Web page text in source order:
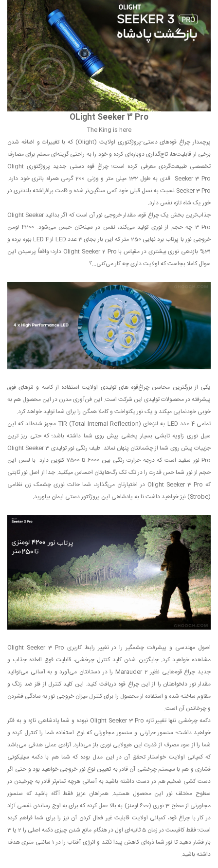
OLight Seeker 3 Pro
The King is here
پرچمدار چراغ قوه‌های دستی-پروژکتوری اولایت (Olight) که با تغییرات و اضافه شدن
برخی از قابلیت‌ها، تاج‌گذاری دوباره‌ای کرده و خود را به راحتی گزینه‌ای مسلم برای مصارف
تخصصی طبیعت‌گردی معرفی کرده است؛ چراغ قوه دستی جدید پروژکتوری Olight
Seeker 3 Pro قدی به طول 132 میلی متر و وزنی 200 گرمی همراه باتری خود دارد.
Seeker 3 Pro نسبت به نسل قبلی خود کمی سنگین‌تر شده و قامت برافراشته بلندتری در
خور یک شاه تازه نفس دارد.
جذاب‌ترین بخش یک چراغ قوه، مقدار خروجی نور آن است که اگر بدانید Olight Seeker
3 Pro چه حجم از نوری تولید می‌کند، نفس در سینه‌تان حبس می‌شود. 4200 لومن
خروجی نور با پرتاب برد نهایی 250 متر که این بار بجای 3 عدد LED از 4 LED بهره برده و
31% بازدهی نوری بیشتری در مقیاس با Olight Seeker 2 Pro دارد؛ واقعاً پرسیدن این
سوال کاملا بجاست که اولایت داری چه کار می‌کنی...؟
یکی از بزرگترین محاسن چراغ‌قوه های تولیدی اولایت استفاده از کاسه و لنزهای فوق
پیشرفته در محصولات تولیدی این شرکت است. این فن‌آوری مدرن در این محصول هم به
خوبی خودنمایی میکند و یک نور یکنواخت و کاملا همگن را برای شما تولید خواهد کرد.
تمامی 4 عدد LED به لنزهای TIR (Total Internal Reflection) مجهز شده‌اند که این
سیل نوری زاویه تابشی بسیار پخشی پیش روی شما داشته باشد؛ که حتی ریز ترین
جزییات پیش روی شما از چشمانتان پنهان نماند. طیف رنگی نور تولیدی Olight Seeker 3
Pro نور سفید است که درجه حرارت رنگی بین 6000 تا 7500 کلوین دارد. با لمس این
حجم از نور شما حس قدرت را در تک تک رگ‌هایتان احساس میکنید. جدا از اصل نور ثابتی
که Olight Seeker 3 Pro در اختیارتان می‌گذارد، شما حالت نوری چشمک زن نظامی
(Strobe) نیز خواهید داشت تا به پادشاهی این پروژکتور دستی ایمان بیاورید.
اصول مهندسی و پیشرفت چشمگیر را در تغییر رابط کاربری Olight Seeker 3 Pro
مشاهده خواهید کرد. جایگزین شدن کلید کنترل چرخشی، قابلیت فوق العاده جذاب و
جدید چراغ قوه‌هایی نظیر Marauder 2 را در دستانتان می‌آورد و به آسانی می‌توانید
مقدار نور دلخواهتان را از این چراغ قوه دریافت کنید. این کلید کنترل از فلز ضد زنگ و
مقاوم ساخته شده و استفاده از محصول را برای کنترل میزان خروجی نور به سادگی فشردن
و چرخاندن آن است.
دکمه چرخشی تنها تغییر تازه Olight Seeker 3 Pro نبوده و شما پادشاهی تازه و به فکر
خواهید داشت؛ سنسور حرارتی و سنسور مجاورتی که نوع استفاده شما را کنترل کرده و
شما را از سوء مصرف از قدرت این هیولایی نوری باز می‌دارد. آزادی عملی هدفی می‌باشد
که کمپانی اولایت خواستار تحقق آن در این مدل بوده که شما هم با دکمه سیلیکونی
فشاری و هم با سیستم چرخشی آن قادر به تعیین نوع نور خروجی خواهید بود و حتی اگر
دست کشی ضخیم هم در دست داشته باشید به آسانی هرچه تمام‌تر قادر به چرخیدن در
سطوح مختلف نور این محصول هستید. همراهان عزیز فقط آگاه باشید که سنسور
مجاورتی از سطح 3 نوری (600 لومنز) به بالا عمل کرده که برای به اوج رساندن نفسی آزاد
در کار با چراغ قوه، کمپانی اولایت قابلیت غیر فعال کردن آن نیز را برای شما فراهم کرده
است؛ فقط کافیست در زمان 5 ثانیه‌ای اول در هنگام مانع شدن چیزی دکمه اصلی را 2 یا 3
بار فشار دهید تا نور شما ذره‌ای کاهش پیدا نکند و انرژی آفتاب را در 1 سانتی متری هدف
داشته باشید.